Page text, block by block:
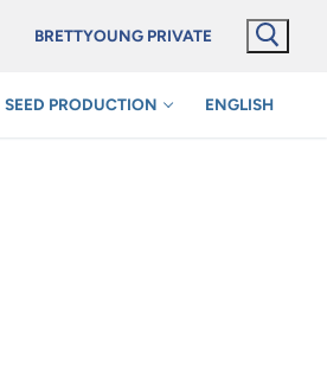
BRETTYOUNG PRIVATE
SEED PRODUCTION ENGLISH